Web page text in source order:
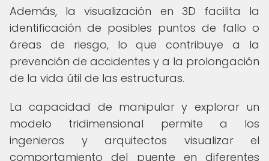
Además, la visualización en 3D facilita la
identificación de posibles puntos de fallo o
áreas de riesgo, lo que contribuye a la
prevención de accidentes y a la prolongación
de la vida útil de las estructuras.
La capacidad de manipular y explorar un
modelo tridimensional permite a los
ingenieros y arquitectos visualizar el
comportamiento del puente en diferentes